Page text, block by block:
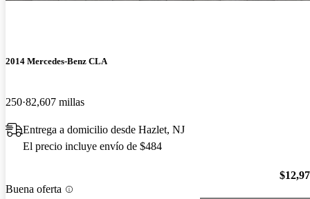
2014 Mercedes-Benz CLA
250 82,607 millas
Entrega a domicilio desde Hazlet, NJ
El precio incluye envío de $484
Buena oferta